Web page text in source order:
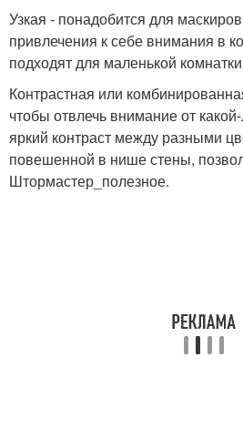
Узкая - понадобится для
привлечения к себе внимания в
подходят для маленькой
Контрастная или
чтобы отвлечь внимание от
яркий контраст между разными
повешенной в нише стены,
Штормастер_полезное.